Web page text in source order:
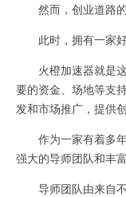
然而，创业道路的
此时，拥有一家好
火橙加速器就是这
要的资金、场地等支
发和市场推广，提供
作为一家有着多年
强大的导师团队和丰
导师团队由来自不